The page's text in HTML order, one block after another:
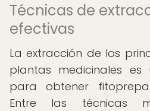
Técnicas de
efectivas
La extracción de los
plantas medicinales es
para obtener
Entre las técnicas